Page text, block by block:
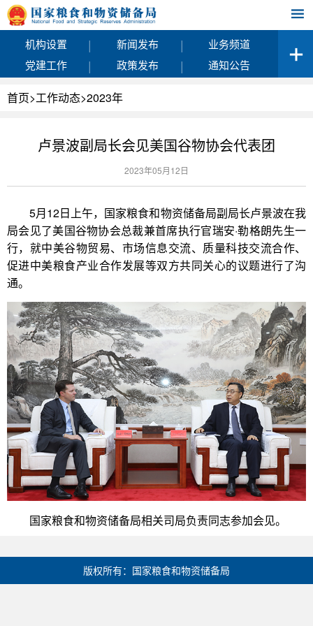
机构设置 | 新闻发布 |
业务频道
党建工作
| 政策发布 | 通知公告
首页>工作动态>2023年
卢景波副局长会见美国谷物协会代表团
2023年05月12日
5月12日上午，国家粮食和物资储备局副局长卢景波在我
局会见了美国谷物协会总裁兼首席执行官瑞安·勒格朗先生一
行，就中美谷物贸易、市场信息交流、质量科技交流合作、
促进中美粮食产业合作发展等双方共同关心的议题进行了沟
通。
国家粮食和物资储备局相关司局负责同志参加会见。
版权所有：国家粮食和物资储备局